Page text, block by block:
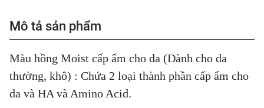
Mô tả sản phẩm
Màu hồng Moist cấp ẩm cho da (Dành cho da
thường, khô) : Chứa 2 loại thành phần cấp ẩm cho
da và HA và Amino Acid.